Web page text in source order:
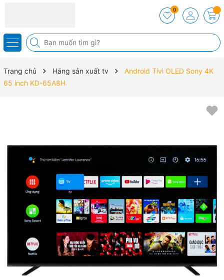
0
Trang chủ Hãng sản xuất tv
Android Tivi OLED Sony 4K
65 inch KD-65A8H